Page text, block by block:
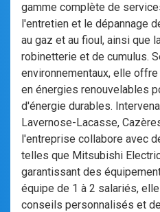
gamme complète de
l'entretien et le dépannage
au gaz et au fioul, ainsi que
robinetterie et de cumulus.
environnementaux, elle
en énergies renouvelables
d'énergie durables.
Lavernose-Lacasse,
l'entreprise collabore avec
telles que Mitsubishi
garantissant des
équipe de 1 à 2 salariés,
conseils personnalisés et